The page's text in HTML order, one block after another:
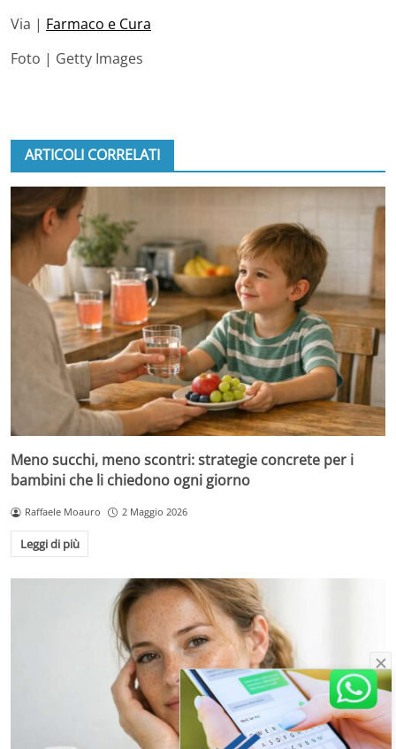
Via | Farmaco e Cura
Foto | Getty Images
ARTICOLI CORRELATI
Meno succhi, meno scontri: strategie concrete per i
bambini che li chiedono ogni giorno
Raffaele Moauro 2 Maggio 2026
Leggi di più